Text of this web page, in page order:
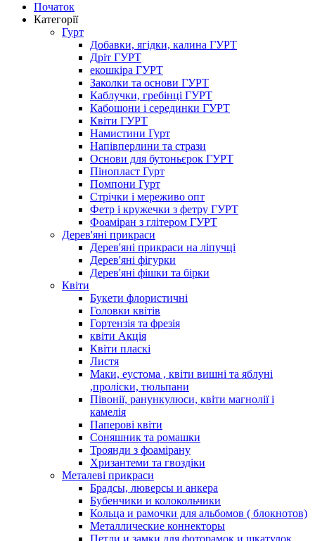
Початок
Категорії
Гурт
Добавки, ягідки, калина ГУРТ
Дріт ГУРТ
екошкіра ГУРТ
Заколки та основи ГУРТ
Каблучки, гребінці ГУРТ
Кабошони і серединки ГУРТ
Квіти ГУРТ
Намистини Гурт
Напівперлини та стрази
Основи для бутоньєрок ГУРТ
Пінопласт Гурт
Помпони Гурт
Стрічки і мереживо опт
Фетр і кружечки з фетру ГУРТ
Фоаміран з глітером ГУРТ
Дерев'яні прикраси
Дерев'яні прикраси на ліпучці
Дерев'яні фігурки
Дерев'яні фішки та бірки
Квіти
Букети флористичні
Головки квітів
Гортензія та фрезія
квіти Акція
Квіти пласкі
Листя
Маки, еустома , квіти вишні та яблуні
,проліски, тюльпани
Півонії, ранункулюси, квіти магнолії і
камелія
Паперові квіти
Соняшник та ромашки
Троянди з фоамірану
Хризантеми та гвоздіки
Металеві прикраси
Брадсы, люверсы и анкера
Бубенчики и колокольчики
Кольца и рамочки для альбомов ( блокнотов)
Металлические коннекторы
Петли и замки для фоторамок и шкатулок